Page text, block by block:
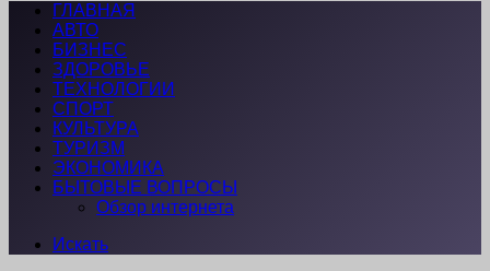
ГЛАВНАЯ
АВТО
БИЗНЕС
ЗДОРОВЬЕ
ТЕХНОЛОГИИ
СПОРТ
КУЛЬТУРА
ТУРИЗМ
ЭКОНОМИКА
БЫТОВЫЕ ВОПРОСЫ
Обзор интернета
Искать